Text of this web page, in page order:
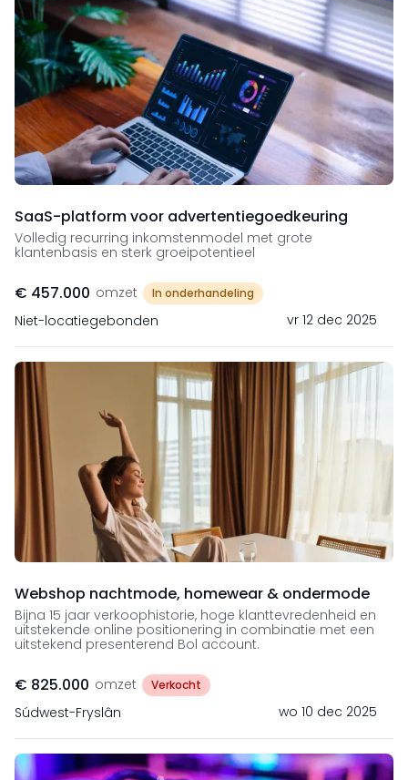
SaaS-platform voor advertentiegoedkeuring
Volledig recurring inkomstenmodel met grote
klantenbasis en sterk groeipotentieel
€ 457.000 omzet In onderhandeling
Niet-locatiegebonden vr 12 dec 2025
Webshop nachtmode, homewear & ondermode
Bijna 15 jaar verkoophistorie, hoge klanttevredenheid en
uitstekende online positionering in combinatie met een
uitstekend presenterend Bol account.
€ 825.000 omzet Verkocht
Súdwest-Fryslân wo 10 dec 2025